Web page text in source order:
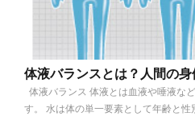
体液バランスとは？人間の
体液バランス 体液とは血液や唾液な
す。 水は体の単一要素として年齢と性